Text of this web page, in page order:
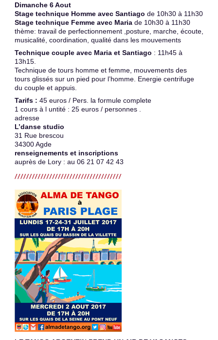
Dimanche 6 Aout
Stage technique Homme avec Santiago de 10h30 à 11h30
Stage technique Femme avec Maria de 10h30 à 11h30
thème: travail de perfectionnement ,posture, marche, écoute,
musicalité, coordination, qualité dans les mouvements
Technique couple avec Maria et Santiago : 11h45 à
13h15.
Technique de tours homme et femme, mouvements des
tours glissés sur un pied pour l’homme. Energie centrifuge
du couple et appuis.
Tarifs : 45 euros / Pers. la formule complete
1 cours à l untité : 25 euros / personnes .
adresse
L’danse studio
31 Rue brescou
34300 Agde
renseignements et inscriptions
auprès de Lory : au 06 21 07 42 43